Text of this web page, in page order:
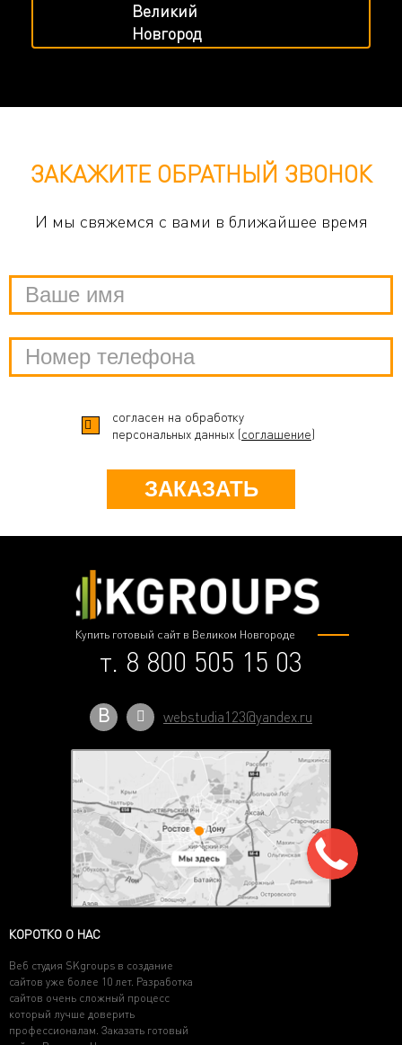
Великий
Новгород
ЗАКАЖИТЕ ОБРАТНЫЙ ЗВОНОК
И мы свяжемся с вами в ближайшее время
ЗАКАЗАТЬ
согласен на обработку
персональных данных (соглашение)
Купить готовый сайт в Великом Новгороде
т. 8 800 505 15 03
В webstudia123@yandex.ru
КОРОТКО О НАС
Веб студия SKgroups в создание
сайтов уже более 10 лет. Разработка
сайтов очень сложный процесс
который лучше доверить
профессионалам. Заказать готовый